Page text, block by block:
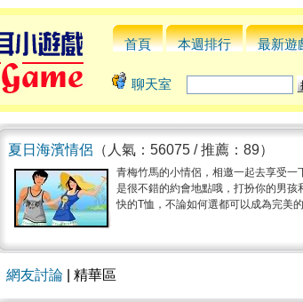
首頁 本週排行 最新遊
聊天室
夏日海濱情侶 （人氣：56075 / 推薦：89）
青梅竹馬的小情侶，相邀一起去享受
是很不錯的約會地點哦，打扮你的男
快的T恤，不論如何選都可以成為完美
網友討論 | 精華區